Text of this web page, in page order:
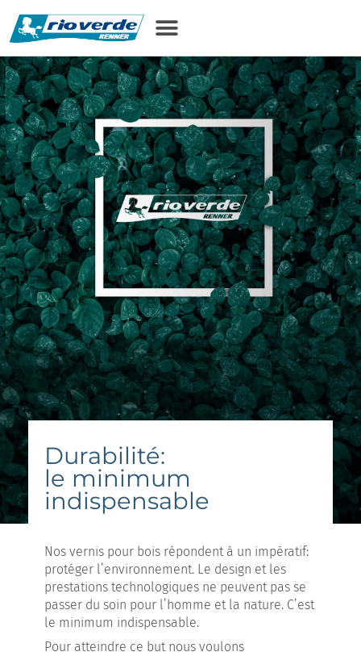
principal
Durabilité:
le minimum
indispensable
Nos vernis pour bois répondent à un impératif:
protéger l’environnement. Le design et les
prestations technologiques ne peuvent pas se
passer du soin pour l’homme et la nature. C’est
le minimum indispensable.
Pour atteindre ce but nous voulons